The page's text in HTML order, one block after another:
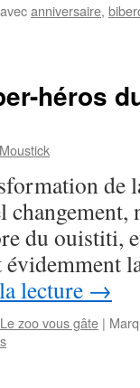
anniversaire,
héros
de
du ouistiti,
évidemment
lecture →
Le zoo vous gâte |